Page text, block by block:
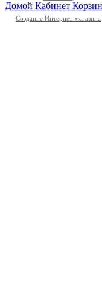
Домой Кабинет
Создание Интернет-магазина